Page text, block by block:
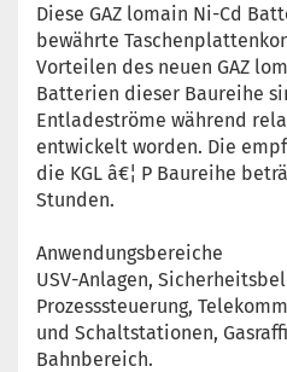
Diese GAZ lomain Ni-Cd
bewährte
Vorteilen des neuen GAZ
Batterien dieser Baureihe
Entladeströme während
entwickelt worden. Die
die KGL â€¦ P Baureihe
Stunden.
Anwendungsbereiche
USV-Anlagen,
Prozesssteuerung,
und Schaltstationen,
Bahnbereich.